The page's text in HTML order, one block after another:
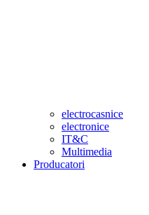
electrocasnice
electronice
IT&C
Multimedia
Producatori